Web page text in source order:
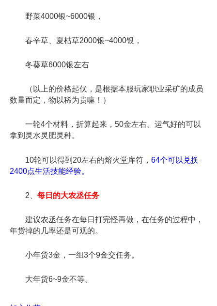
野菜4000银~6000银，
春辛草、夏枯草2000银~4000银，
冬葵草6000银左右
（以上的价格起伏，是根据本服玩家职业采矿的成员
数量而定，物以稀为贵嘛！）
一轮4个材料，折算起来，50金左右。运气好的可以
拿到灵水灵肥灵种。
10轮可以得到20左右的熔火堂库符， 64个可以兑换
2400点生活技能经验。
2、 每日的大农丞任务
建议农丞任务在每日打完怪再做，在任务的过程中，
年货掉的几率还是可观的。
小年货3金，一组3个9金交任务。
大年货6~9金不等。